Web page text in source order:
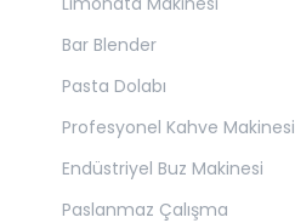
Bar Blender
Pasta Dolabı
Profesyonel Kahve Makinesi
Endüstriyel Buz Makinesi
Paslanmaz Çalışma